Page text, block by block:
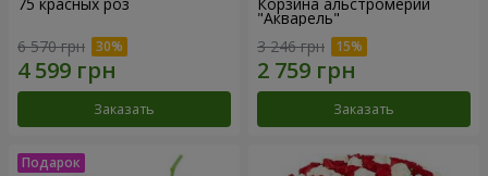
6 570 грн
Заказать
"Акварель"
3 246 грн
Заказать